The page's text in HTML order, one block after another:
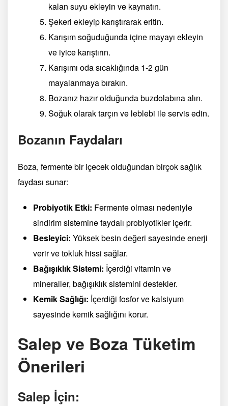
kalan suyu ekleyin ve kaynatın.
Şekeri ekleyip karıştırarak eritin.
Karışım soğuduğunda içine mayayı ekleyin
ve iyice karıştırın.
Karışımı oda sıcaklığında 1-2 gün
mayalanmaya bırakın.
Bozanız hazır olduğunda buzdolabına alın.
Soğuk olarak tarçın ve leblebi ile servis edin.
Bozanın Faydaları
Boza, fermente bir içecek olduğundan birçok sağlık
faydası sunar:
Probiyotik Etki: Fermente olması nedeniyle
sindirim sistemine faydalı probiyotikler içerir.
Besleyici: Yüksek besin değeri sayesinde enerji
verir ve tokluk hissi sağlar.
Bağışıklık Sistemi: İçerdiği vitamin ve
mineraller, bağışıklık sistemini destekler.
Kemik Sağlığı: İçerdiği fosfor ve kalsiyum
sayesinde kemik sağlığını korur.
Salep ve Boza Tüketim
Önerileri
Salep İçin: